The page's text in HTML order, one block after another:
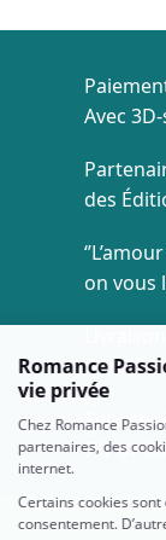
Avec
des
on vous
Dès 35€
Service
7/7 de